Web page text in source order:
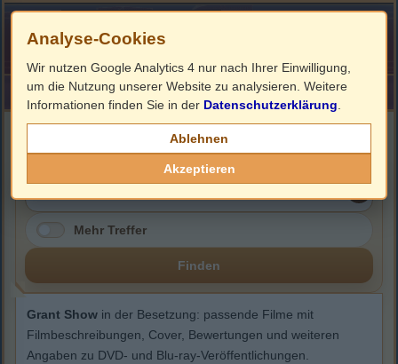
HOME ImpressumLinks
Mehr Treffer
Finden
Grant Show in der Besetzung: passende Filme mit
Filmbeschreibungen, Cover, Bewertungen und weiteren
Angaben zu DVD- und Blu-ray-Veröffentlichungen.
Analyse-Cookies
Wir nutzen Google Analytics 4 nur nach Ihrer Einwilligung,
um die Nutzung unserer Website zu analysieren. Weitere
Informationen finden Sie in der Datenschutzerklärung
Ablehnen
Akzeptieren